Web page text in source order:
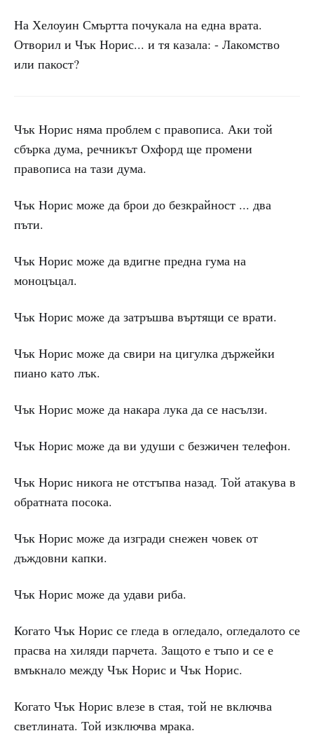
На Хелоуин Смъртта почукала на една врата.
Отворил и Чък Норис... и тя казала: - Лакомство
или пакост?
Чък Норис няма проблем с правописа. Аки той
сбърка дума, речникът Охфорд ще промени
правописа на тази дума.
Чък Норис може да брои до безкрайност ... два
пъти.
Чък Норис може да вдигне предна гума на
моноцъцал.
Чък Норис може да затръшва въртящи се врати.
Чък Норис може да свири на цигулка държейки
пиано като лък.
Чък Норис може да накара лука да се насълзи.
Чък Норис може да ви удуши с безжичен телефон.
Чък Норис никога не отстъпва назад. Той атакува в
обратната посока.
Чък Норис може да изгради снежен човек от
дъждовни капки.
Чък Норис може да удави риба.
Когато Чък Норис се гледа в огледало, огледалото се
прасва на хиляди парчета. Защото е тъпо и се е
вмъкнало между Чък Норис и Чък Норис.
Когато Чък Норис влезе в стая, той не включва
светлината. Той изключва мрака.